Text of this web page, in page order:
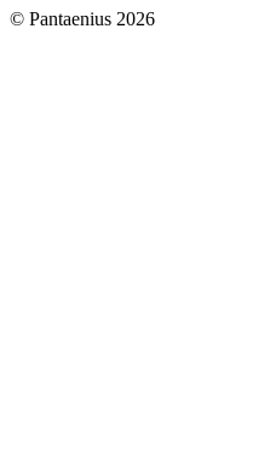
© Pantaenius 2026